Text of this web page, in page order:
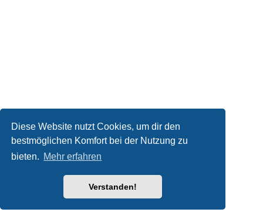
Diese Website nutzt Cookies, um dir den
bestmöglichen Komfort bei der Nutzung zu
bieten. Mehr erfahren
Verstanden!